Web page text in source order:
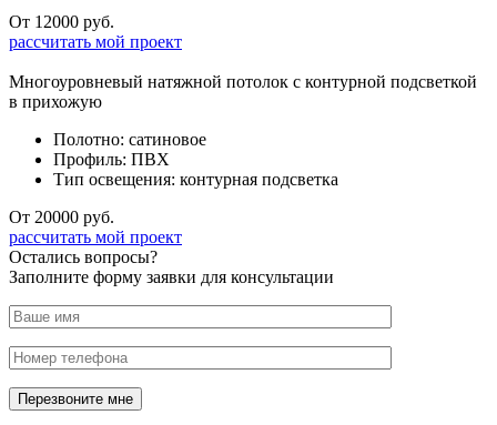
От 12000 руб.
рассчитать мой проект
Многоуровневый натяжной потолок с контурной подсветкой
в прихожую
Полотно: сатиновое
Профиль: ПВХ
Тип освещения: контурная подсветка
От 20000 руб.
рассчитать мой проект
Остались вопросы?
Заполните форму заявки для консультации